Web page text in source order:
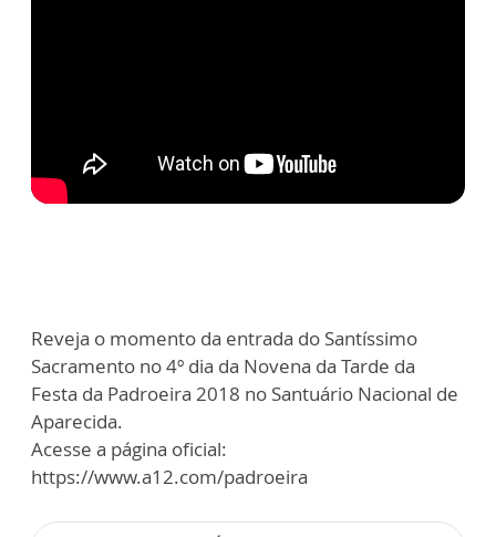
Reveja o momento da entrada do Santíssimo
Sacramento no 4º dia da Novena da Tarde da
Festa da Padroeira 2018 no Santuário Nacional de
Aparecida.
Acesse a página oficial:
https://www.a12.com/padroeira